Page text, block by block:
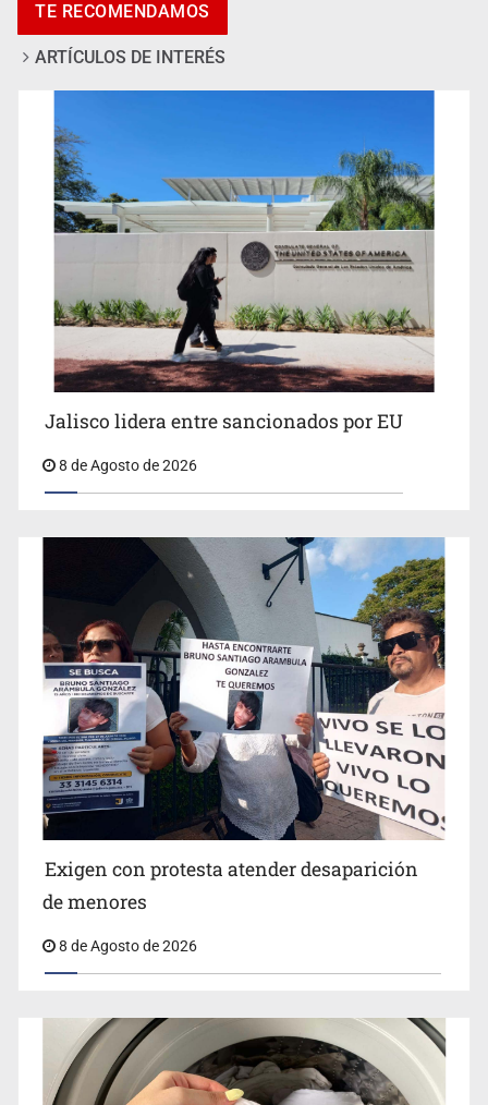
Llaman a mantener legado de Alcalde
Concierto patrio costará 32.9 mdp
TE RECOMENDAMOS
ARTÍCULOS DE INTERÉS
Jalisco lidera entre sancionados por EU
8 de Agosto de 2026
Exigen con protesta atender desaparición
de menores
8 de Agosto de 2026